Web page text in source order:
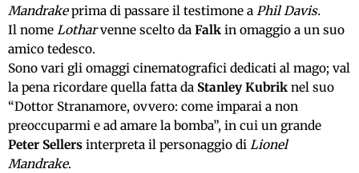
Mandrakeprima di passare il testimone a Phil Davis.
Il nome Lotharvenne scelto da Falk in omaggio a un suo
amico tedesco.
Sono vari gli omaggi cinematografici dedicati al mago; val
la pena ricordare quella fatta da Stanley Kubrik nel suo
“Dottor Stranamore, ovvero: come imparai a non
preoccuparmi e ad amare la bomba”, in cui un grande
Peter Sellers interpreta il personaggio di Lionel
Mandrake.